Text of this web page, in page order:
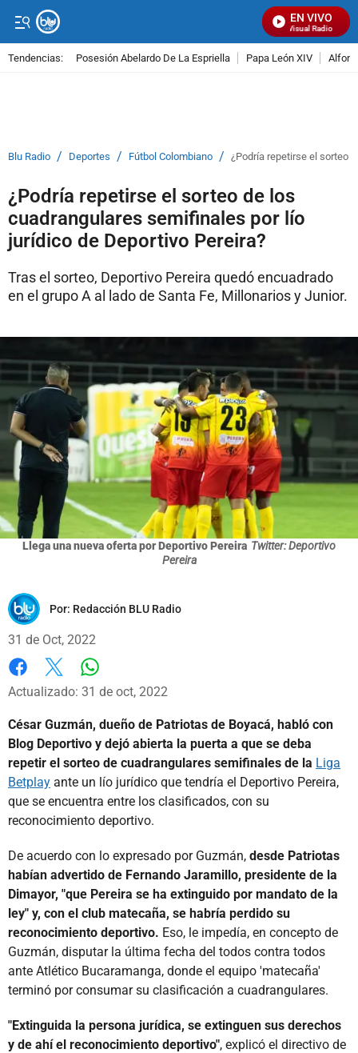
EN VIVO
Señal Visual Radio
Tendencias: Posesión Abelardo De La Espriella Papa León XIV
Blu Radio / Deportes / Fútbol Colombiano / ¿Podría repetirse el sorteo
¿Podría repetirse el sorteo de los
cuadrangulares semifinales por lío
jurídico de Deportivo Pereira?
Tras el sorteo, Deportivo Pereira quedó encuadrado
en el grupo A al lado de Santa Fe, Millonarios y Junior.
Llega una nueva oferta por Deportivo Pereira Twitter: Deportivo
Pereira
Por: Redacción BLU Radio
31 de Oct, 2022
Facebook
X
Actualizado: 31 de oct, 2022
César Guzmán, dueño de Patriotas de Boyacá, habló con
Blog Deportivo y dejó abierta la puerta a que se deba
repetir el sorteo de cuadrangulares semifinales de la Liga
Betplay ante un lío jurídico que tendría el Deportivo Pereira,
que se encuentra entre los clasificados, con su
reconocimiento deportivo.
De acuerdo con lo expresado por Guzmán, desde Patriotas
habían advertido de Fernando Jaramillo, presidente de la
Dimayor, "que Pereira se ha extinguido por mandato de la
ley" y, con el club matecaña, se habría perdido su
reconocimiento deportivo. Eso, le impedía, en concepto de
Guzmán, disputar la última fecha del todos contra todos
ante Atlético Bucaramanga, donde el equipo 'matecaña'
terminó por consumar su clasificación a cuadrangulares.
"Extinguida la persona jurídica, se extinguen sus derechos
y de ahí el reconocimiento deportivo", explicó el directivo de